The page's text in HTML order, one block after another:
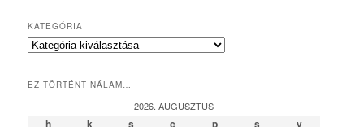
KATEGÓRIA
K
e
EZ TÖRTÉNT NÁLAM…
2026. AUGUSZTUS